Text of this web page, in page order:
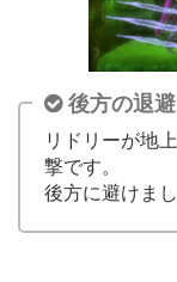
後方の退避
リドリーが地
撃です。
後方に避けまし